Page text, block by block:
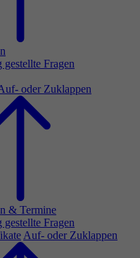
Fragen
oder Zuklappen
& Termine
Fragen
Auf- oder Zuklappen